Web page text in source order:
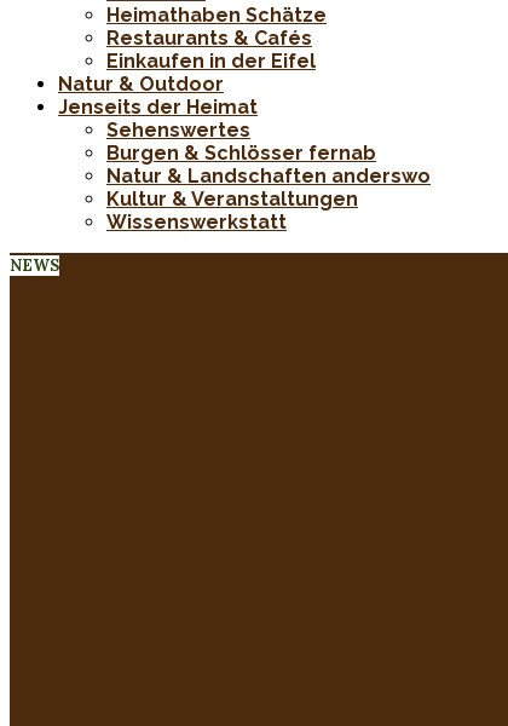
Heimathaben Schätze
Restaurants & Cafés
Einkaufen in der Eifel
Natur & Outdoor
Jenseits der Heimat
Sehenswertes
Burgen & Schlösser fernab
Natur & Landschaften anderswo
Kultur & Veranstaltungen
Wissenswerkstatt
NEWS